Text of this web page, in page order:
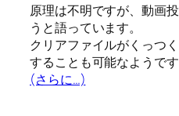
原理は不明ですが、動画
うと語っています。
クリアファイルがくっつ
することも可能なようです
(さらに…)